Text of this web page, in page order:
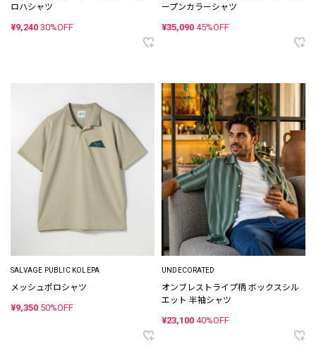
ロハシャツ
¥9,240 30%OFF
ープンカラーシャツ
¥35,090 45%OFF
SALVAGE PUBLIC KOLEPA
メッシュポロシャツ
¥9,350 50%OFF
UNDECORATED
オンブレストライプ柄 ボックスシル
エット 半袖シャツ
¥23,100 40%OFF